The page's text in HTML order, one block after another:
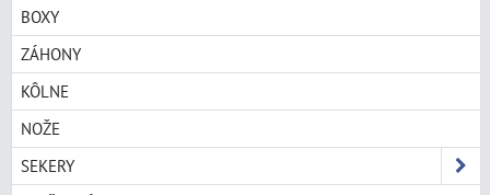
BOXY
ZÁHONY
KÔLNE
NOŽE
SEKERY